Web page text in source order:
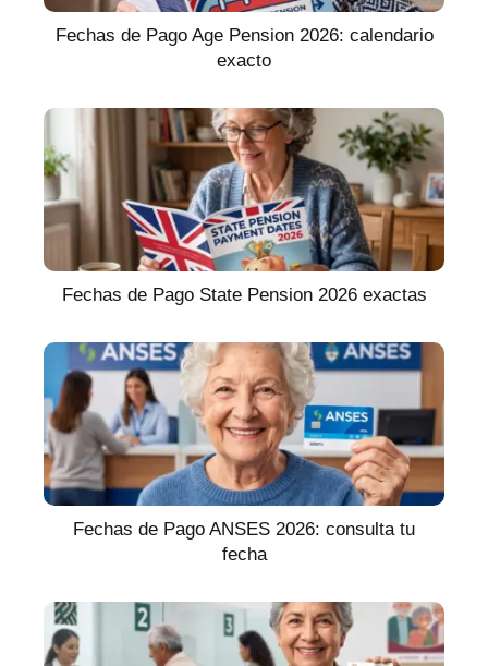
Fechas de Pago Age Pension 2026: calendario
exacto
Fechas de Pago State Pension 2026 exactas
Fechas de Pago ANSES 2026: consulta tu
fecha